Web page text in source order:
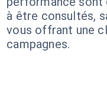
à être consultés,
vous offrant une
campagnes.